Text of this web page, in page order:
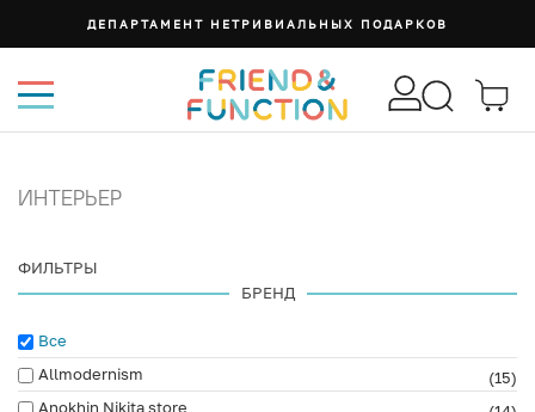
ДЕПАРТАМЕНТ НЕТРИВИАЛЬНЫХ ПОДАРКОВ
ИНТЕРЬЕР
ФИЛЬТРЫ
БРЕНД
Все
Allmodernism
(15)
Anokhin Nikita store